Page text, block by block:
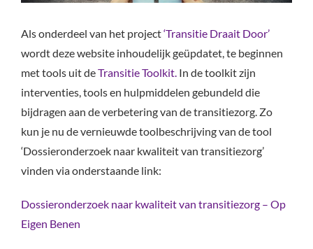
Als onderdeel van het project‘Transitie Draait Door’
wordt deze website inhoudelijk geüpdatet, te beginnen
met tools uit deTransitie Toolkit. In de toolkit zijn
interventies, tools en hulpmiddelen gebundeld die
bijdragen aan de verbetering van de transitiezorg. Zo
kun je nu de vernieuwde toolbeschrijving van de tool
‘Dossieronderzoek naar kwaliteit van transitiezorg’
vinden via onderstaande link:
Dossieronderzoek naar kwaliteit van transitiezorg – Op
Eigen Benen